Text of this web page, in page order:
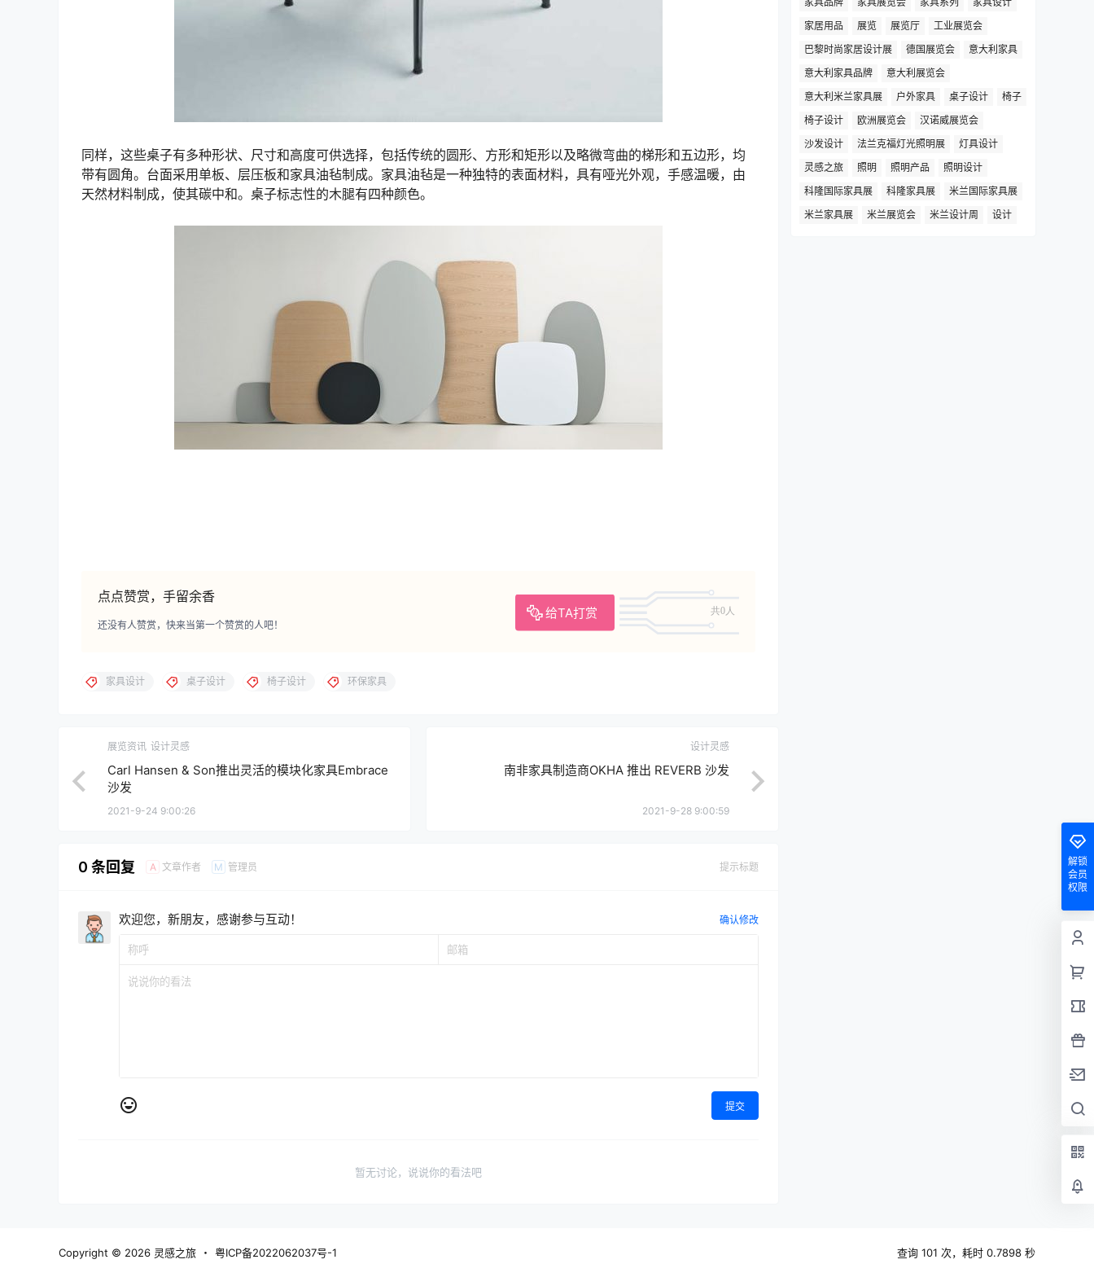
同样，这些桌子有多种形状、尺寸和高度可供选择，包括传统的圆形、方形和矩形以及略微弯曲的梯形和五边形，均
带有圆角。台面采用单板、层压板和家具油毡制成。家具油毡是一种独特的表面材料，具有哑光外观，手感温暖，由
天然材料制成，使其碳中和。桌子标志性的木腿有四种颜色。
点点赞赏，手留余香
给TA打赏 共0人
还没有人赞赏，快来当第一个赞赏的人吧！
家具设计 桌子设计 椅子设计 环保家具
展览资讯 设计灵感
Carl Hansen & Son推出灵活的模块化家具Embrace
沙发
2021-9-24 9:00:26
设计灵感
南非家具制造商OKHA 推出 REVERB 沙发
2021-9-28 9:00:59
0 条回复 A 文章作者 M 管理员 提示标题
欢迎您，新朋友，感谢参与互动！ 确认修改
提交
暂无讨论，说说你的看法吧
家居用品
展览 展览厅
工业展览会
巴黎时尚家居设计展
德国展览会
意大利家具
意大利家具品牌
意大利展览会
意大利米兰家具展
户外家具 桌子设计
椅子
椅子设计
欧洲展览会
汉诺威展览会
沙发设计
法兰克福灯光照明展
灯具设计
灵感之旅
照明 照明产品
照明设计
科隆国际家具展
科隆家具展
米兰国际家具展
米兰家具展
米兰展览会 米兰设计周 设计
解锁
会员
权限
Copyright © 2026 灵感之旅 ・ 粤ICP备2022062037号-1 查询 101 次，耗时 0.7898 秒